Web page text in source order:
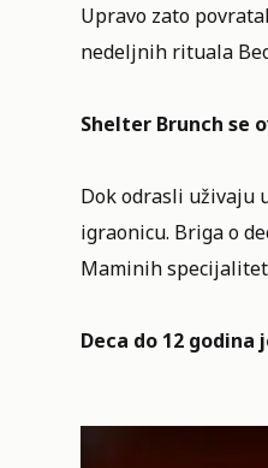
Upravo zato
nedeljnih rituala
Shelter Brunch se
Dok odrasli uživaju
igraonicu. Briga o
Maminih
Deca do 12